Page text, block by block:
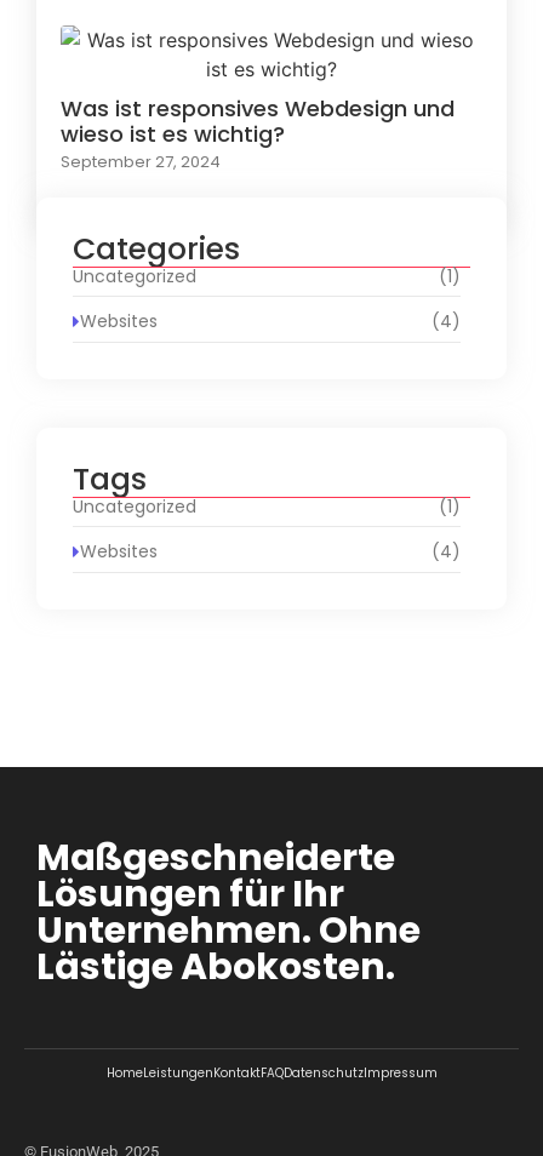
Was ist responsives Webdesign und
wieso ist es wichtig?
September 27, 2024
Categories
Uncategorized
(1)
Websites
(4)
Tags
Uncategorized
(1)
Websites
(4)
Maßgeschneiderte
Lösungen für Ihr
Unternehmen. Ohne
Lästige Abokosten.
HomeLeistungenKontaktFAQDatenschutzImpressum
© FusionWeb, 2025